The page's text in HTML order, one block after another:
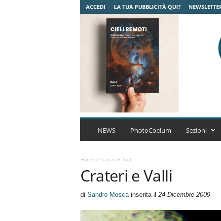
ACCEDI LA TUA PUBBLICITÀ QUI?
C
r
NEWS PhotoCoelum Sezioni
Home > Crateri E Valli
Crateri e Valli
di Sandro Moscainserita il 24 Dicembre 2009